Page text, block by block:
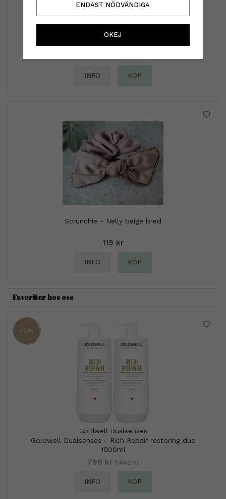
by Eloise London
by Eloise London - Diamante Bubble Heart Cherry
INFO KÖP
Scrunchie - Nelly beige bred
119 kr
INFO KÖP
Favoriter hos oss
45%
Goldwell Dualsenses
Goldwell Dualsenses - Rich Repair restoring duo
1000ml
799 kr 1 442 kr
INFO KÖP
ENDAST NÖDVÄNDIGA
OKEJ